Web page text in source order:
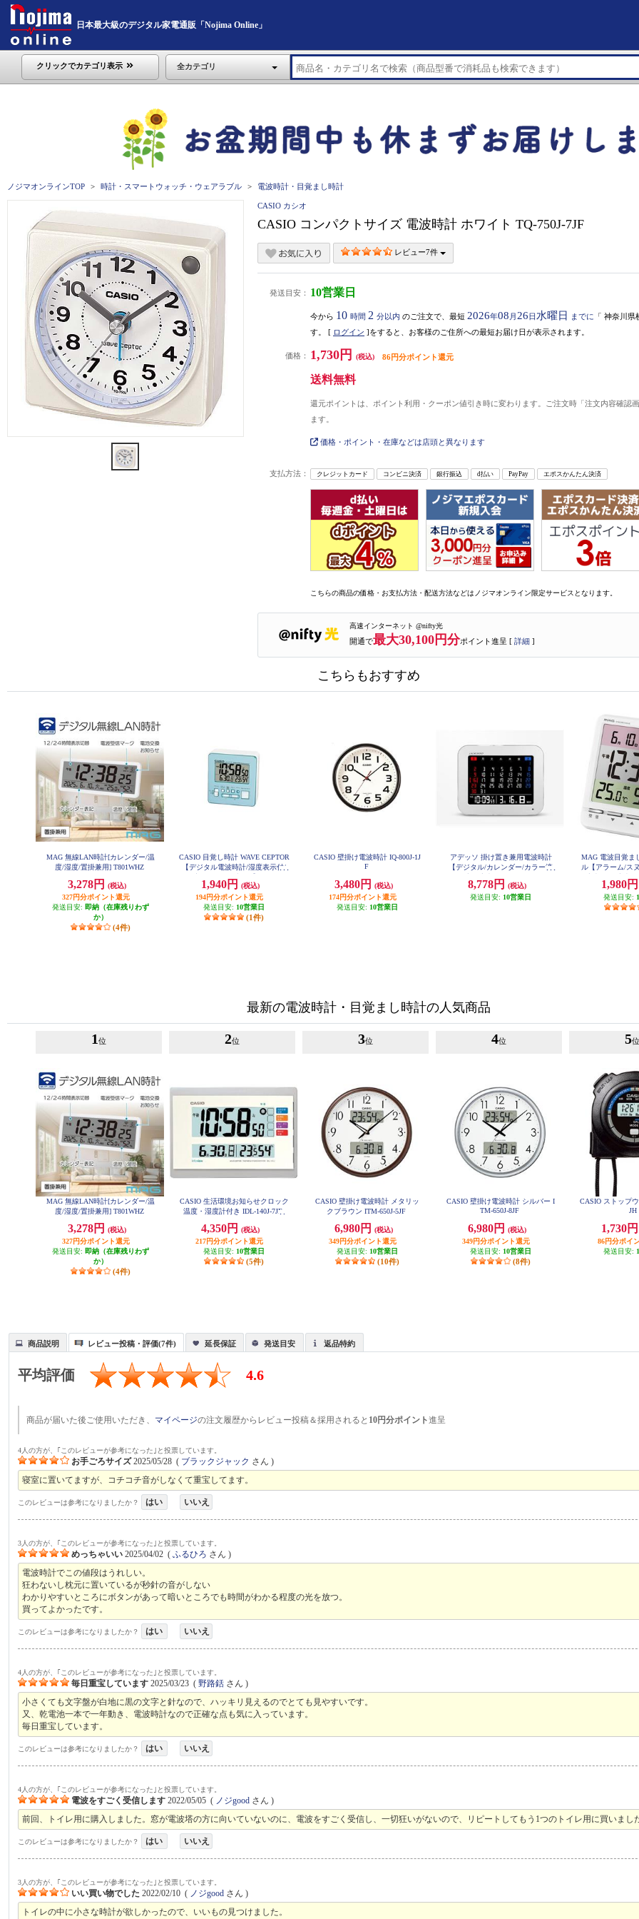
日本最大級のデジタル家電通販「Nojima Online」
クリックでカテゴリ表示 全カテゴリ
ノジマオンラインTOP 時計・スマートウォッチ・ウェアラブル 電波時計・目覚まし時計
CASIO カシオ
CASIO コンパクトサイズ 電波時計 ホワイト TQ-750J-7JF
レビュー7件
発送目安： 10営業日
今から 10 時間 2 分以内 のご注文で、最短 2026年08 月 26日 水曜日 までに 「 神奈川県
す。 [ ログイン ]をすると、お客様のご住所への最短お届け日が表示されます。
価格： 1,730円 (税込) 86円分ポイント還元
送料無料
還元ポイントは、ポイント利用・クーポン値引き時に変わります。ご注文時「注文内容確認
ます。
価格・ポイント・在庫などは店頭と異なります
支払方法： クレジットカード コンビニ決済 銀行振込 d払い PayPay エポスかんたん決済
こちらの商品の価格・お支払方法・配送方法などはノジマオンライン限定サービスとなります。
高速インターネット @nifty光
開通で最大30,100円分ポイント進呈 [ 詳細 ]
こちらもおすすめ
MAG 無線LAN時計[カレンダー/温
度/湿度/置掛兼用] T801WHZ
3,278円
(税込)
327円分ポイント還元
発送目安: 即納（在庫残りわず
か）
(4件)
CASIO 目覚し時計 WAVE CEPTOR
【デジタル電波時計/湿度表示付/
J-2JF
1,940円
(税込)
194円分ポイント還元
発送目安: 10営業日
(1件)
CASIO 壁掛け電波時計 IQ-800J-1J
F
3,480円
(税込)
174円分ポイント還元
発送目安: 10営業日
アデッソ 掛け置き兼用電波時計
【デジタル/カレンダー/カラー液
ズ】 AK-929
8,778円
(税込)
発送目安: 10営業日
MAG 電波目覚ま
ル【アラーム/ス
示】 T-
1,980
発送目安:
最新の電波時計・目覚まし時計の人気商品
1 位
MAG 無線LAN時計[カレンダー/温
度/湿度/置掛兼用] T801WHZ
3,278円
(税込)
327円分ポイント還元
発送目安: 即納（在庫残りわず
か）
(4件)
2位
CASIO 生活環境お知らせクロック
温度・湿度計付き IDL-140J-7JF
4,350円
(税込)
217円分ポイント還元
発送目安: 10営業日
(5件)
3位
CASIO 壁掛け電波時計 メタリッ
クブラウン ITM-650J-5JF
6,980円
(税込)
349円分ポイント還元
発送目安: 10営業日
(10件)
4位
CASIO 壁掛け電波時計 シルバー I
TM-650J-8JF
6,980円
(税込)
349円分ポイント還元
発送目安: 10営業日
(8件)
5位
CASIO ストップ
JH
1,730
86円分ポイ
発送目安:
商品説明 レビュー投稿・評価(7件) 延長保証 発送目安 返品特約
平均評価 4.6
商品が届いた後ご使用いただき、 マイページの注文履歴からレビュー投稿＆採用されると 10円分ポイント進呈
4人の方が、｢このレビューが参考になった｣と投票しています。
お手ごろサイズ 2025/05/28 ( ブラックジャック さん )
寝室に置いてますが、コチコチ音がしなくて重宝してます。
このレビューは参考になりましたか？ はい いいえ
3人の方が、｢このレビューが参考になった｣と投票しています。
めっちゃいい 2025/04/02 (ふるひろ さん )
電波時計でこの値段はうれしい。
狂わないし枕元に置いているが秒針の音がしない
わかりやすいところにボタンがあって暗いところでも時間がわかる程度の光を放つ。
買ってよかったです。
このレビューは参考になりましたか？ はい いいえ
4人の方が、｢このレビューが参考になった｣と投票しています。
毎日重宝しています 2025/03/23 (野路銛 さん )
小さくても文字盤が白地に黒の文字と針なので、ハッキリ見えるのでとても見やすいです。
又、乾電池一本で一年動き、電波時計なので正確な点も気に入っています。
毎日重宝しています。
このレビューは参考になりましたか？ はい いいえ
4人の方が、｢このレビューが参考になった｣と投票しています。
電波をすごく受信します 2022/05/05 ( ノジgood さん )
前回、トイレ用に購入しました。窓が電波塔の方に向いていないのに、電波をすごく受信し、一切狂いがないので、リピートしてもう1つのトイレ用に買いまし
このレビューは参考になりましたか？ はい いいえ
3人の方が、｢このレビューが参考になった｣と投票しています。
いい買い物でした 2022/02/10 ( ノジgood さん )
トイレの中に小さな時計が欲しかったので、いいもの見つけました。